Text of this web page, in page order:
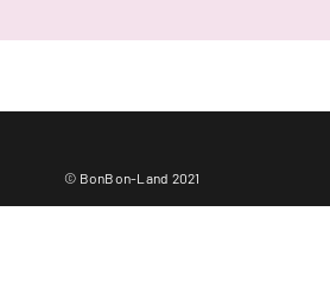
© BonBon-Land 2021